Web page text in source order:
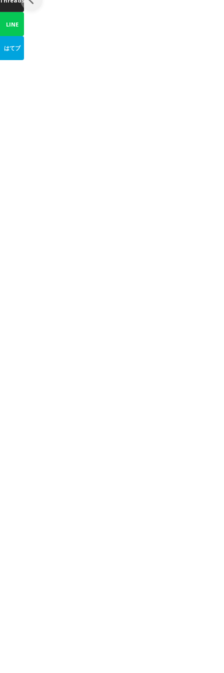
LINE
はてブ